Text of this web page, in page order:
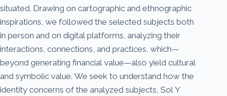
situated. Drawing on cartographic and ethnographic
inspirations, we followed the selected subjects both
in person and on digital platforms, analyzing their
interactions, connections, and practices, which—
beyond generating financial value—also yield cultural
and symbolic value. We seek to understand how the
identity concerns of the analyzed subjects, Sol Y